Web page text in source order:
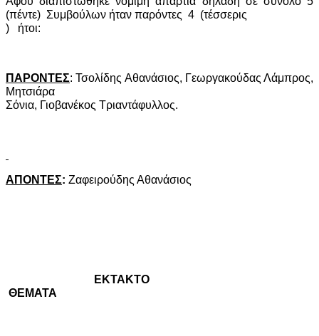
(πέντε) Συμβούλων ήταν παρόντες 4 (τέσσερις
)
ήτοι:
ΠΑΡΟΝΤΕΣ: Τσολίδης Αθανάσιος, Γεωργακούδας Λάμπρος,
Μητσιάρα
Σόνια, Γιοβανέκος Τριαντάφυλλος.
ΑΠΟΝΤΕΣ: Ζαφειρούδης Αθανάσιος
ΕΚΤΑΚΤΟ
ΘΕΜΑΤΑ